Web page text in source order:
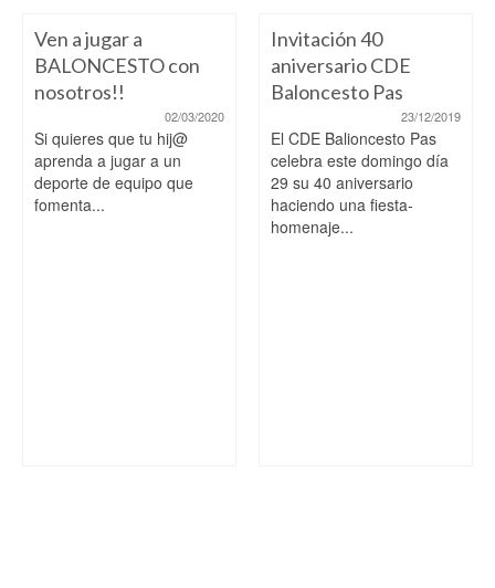
Ven a jugar a
BALONCESTO con
nosotros!!
02/03/2020
Si quieres que tu hij@
aprenda a jugar a un
deporte de equipo que
fomenta...
Invitación 40
aniversario CDE
Baloncesto Pas
23/12/2019
El CDE Balioncesto Pas
celebra este domingo día
29 su 40 aniversario
haciendo una fiesta-
homenaje...